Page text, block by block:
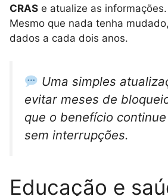
CRAS e atualize as informações.
Mesmo que nada tenha
dados a cada dois anos.
Uma simples
evitar meses de
que o benefício
sem interrupções.
Educação e